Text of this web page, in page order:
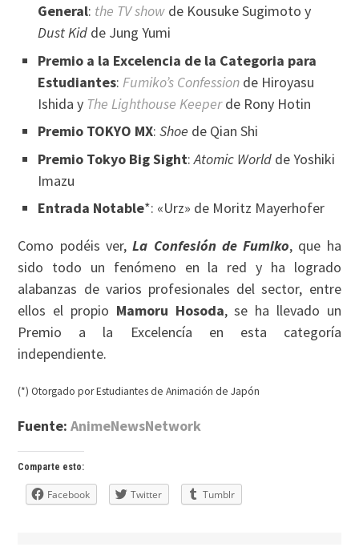
General: the TV show de Kousuke Sugimoto y
Dust Kid de Jung Yumi
Premio a la Excelencia de la Categoria para
Estudiantes: Fumiko’s Confession de Hiroyasu
Ishida y The Lighthouse Keeperde Rony Hotin
Premio TOKYO MX:Shoe de Qian Shi
Premio Tokyo Big Sight:Atomic World de Yoshiki
Imazu
Entrada Notable*: «Urz» de Moritz Mayerhofer
Como podéis ver,La Confesión de Fumiko, que ha
sido todo un fenómeno en la red y ha logrado
alabanzas de varios profesionales del sector, entre
ellos el propio Mamoru Hosoda, se ha llevado un
Premio a la Excelencía en esta categoría
independiente.
(*) Otorgado por Estudiantes de Animación de Japón
Fuente:AnimeNewsNetwork
Comparte esto:
Facebook Twitter Tumblr